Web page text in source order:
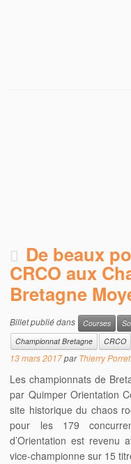
De beaux
CRCO aux
Bretagne
Billet publié dans Courses
Championnat Bretagne CRCO
13 mars 2017parThierry Porret
Les championnats de
par Quimper Orientation
site historique du chaos
pour les 179
d’Orientation est revenu
vice-championne sur 15